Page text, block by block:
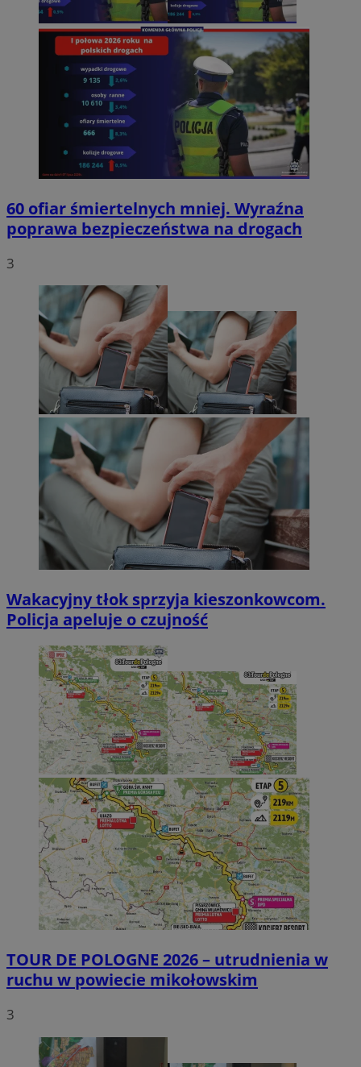
60 ofiar śmiertelnych mniej. Wyraźna
poprawa bezpieczeństwa na drogach
3
Wakacyjny tłok sprzyja kieszonkowcom.
Policja apeluje o czujność
TOUR DE POLOGNE 2026 – utrudnienia w
ruchu w powiecie mikołowskim
3